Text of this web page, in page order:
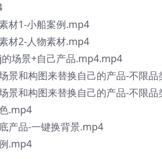
材1-小船案例.mp4
材2-人物素材.mp4
场景+自己产品.mp4.mp4
景和构图来替换自己的产品-不限
景和构图来替换自己的产品-不限
.mp4
产品-一键换背景.mp4
.mp4